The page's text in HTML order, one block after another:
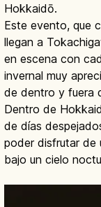
Hokkaidō.
Este evento, que
llegan a
en escena con
invernal muy
de dentro y fuera
Dentro de
de días
poder disfrutar de
bajo un cielo